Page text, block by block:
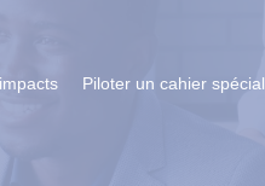
Piloter un cahier spécial